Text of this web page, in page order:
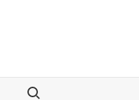
Search for: